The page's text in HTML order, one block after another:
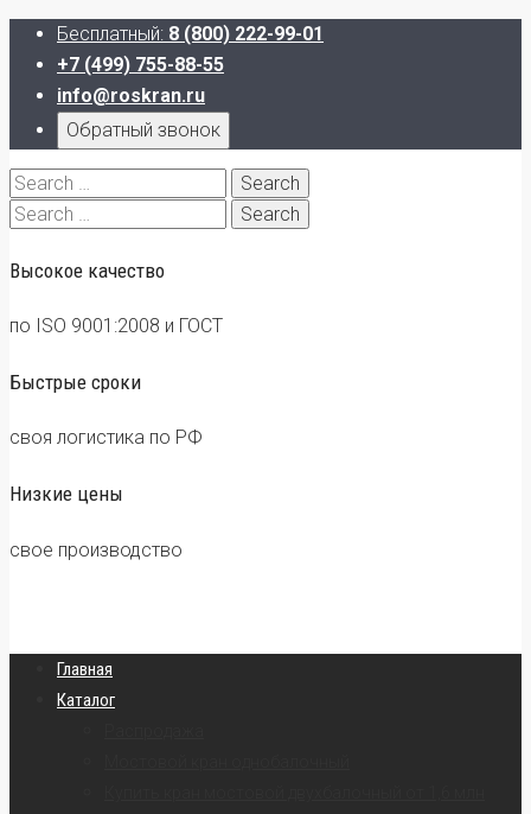
Бесплатный: 8 (800) 222-99-01
+7 (499) 755-88-55
info@roskran.ru
Обратный звонок
Search
for:
Search
Высокое качество
по ISO 9001:2008 и ГОСТ
Быстрые сроки
своя логистика по РФ
Низкие цены
свое производство
Главная
Каталог